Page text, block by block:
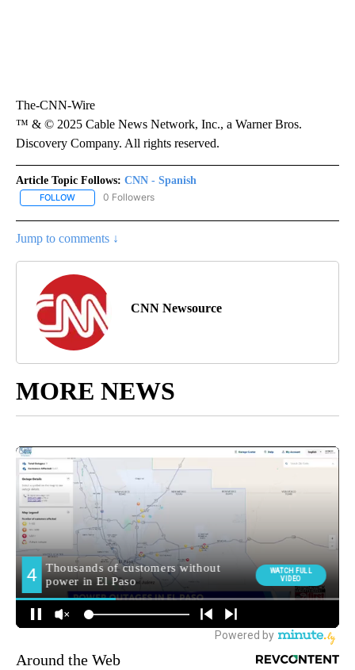
The-CNN-Wire
™ & © 2025 Cable News Network, Inc., a Warner Bros.
Discovery Company. All rights reserved.
Article Topic Follows: CNN - Spanish
FOLLOW FOLLOW "CNN - SPANISH" TO RECEIVE NOTIFICATIONS ABOUT
0 Followers
Jump to comments ↓
CNN Newsource
MORE NEWS
Around the Web